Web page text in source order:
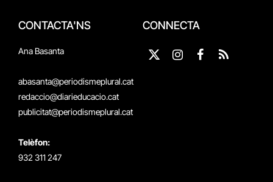
CONTACTA'NS
Ana Basanta
abasanta@periodismeplural.cat
redaccio@diarieducacio.cat
publicitat@periodismeplural.cat
Telèfon:
932 311 247
CONNECTA
X
Instagram
Facebook
RSS